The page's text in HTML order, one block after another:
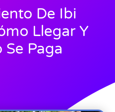
De Ibi
Llegar Y
Se Paga